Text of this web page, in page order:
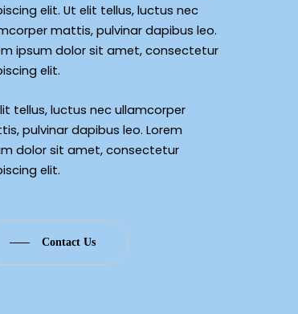
elit. Ut elit tellus, luctus nec
mattis, pulvinar dapibus leo.
ipsum dolor sit amet, consectetur
elit.
tellus, luctus nec ullamcorper
pulvinar dapibus leo. Lorem
dolor sit amet, consectetur
elit.
Contact Us